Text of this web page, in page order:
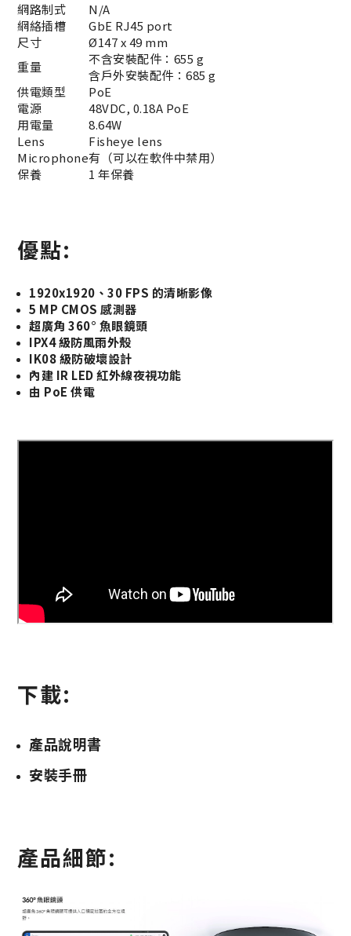
網路制式
N/A
網絡插槽
GbE RJ45 port
尺寸
Ø147 x 49 mm
重量
不含安裝配件：655 g
含戶外安裝配件：685 g
供電類型
PoE
電源
48VDC, 0.18A PoE
用電量
8.64W
Lens
Fisheye lens
Microphone有（可以在軟件中禁用）
保養
1 年保養
優點:
1920x1920、30 FPS 的清晰影像
5 MP CMOS 感測器
超廣角 360° 魚眼鏡頭
IPX4 級防風雨外殼
IK08 級防破壞設計
內建 IR LED 紅外線夜視功能
由 PoE 供電
下載:
產品說明書
安裝手冊
產品細節: